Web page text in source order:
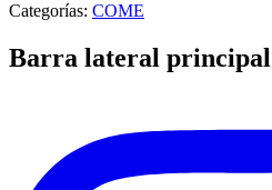
Categorías: COME
Barra lateral principal